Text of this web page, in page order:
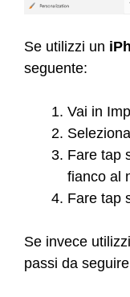
Se utilizzi un
seguente:
Vai in
Fare tap
fianco al
Fare tap
Se invece
passi da